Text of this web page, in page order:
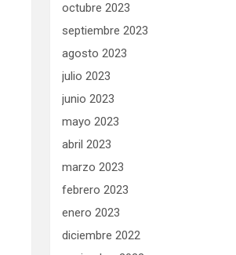
octubre 2023
septiembre 2023
agosto 2023
julio 2023
junio 2023
mayo 2023
abril 2023
marzo 2023
febrero 2023
enero 2023
diciembre 2022